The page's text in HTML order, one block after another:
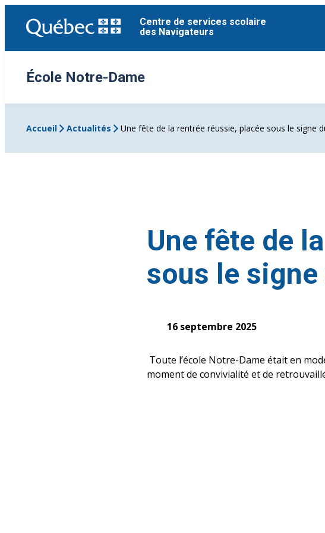
contenu
Centre de services scolaire
des Navigateurs
École Notre-Dame
Accueil Actualités Une fête de la rentrée réussie, placée sous le signe
Une fête de
sous le
16 septembre 2025
Toute l’école Notre-Dame était en
moment de convivialité et de